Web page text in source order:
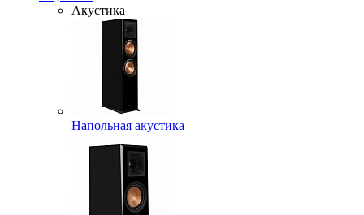
Акустика
Напольная акустика